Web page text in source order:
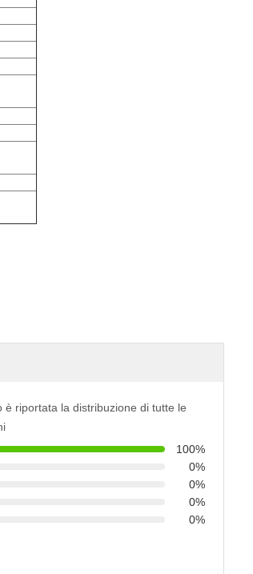
è riportata la distribuzione di tutte le
100%
0%
0%
0%
0%